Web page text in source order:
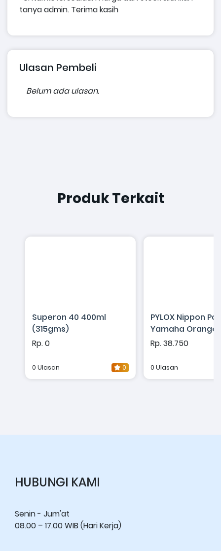
tanya admin. Terima kasih
Ulasan Pembeli
Belum ada ulasan.
Produk Terkait
Superon 40 400ml
(315gms)
Rp. 0
0 Ulasan 0
PYLOX Nippon
Yamaha Orange
Rp. 38.750
0 Ulasan
HUBUNGI KAMI
Senin - Jum'at
08.00 – 17.00 WIB (Hari Kerja)